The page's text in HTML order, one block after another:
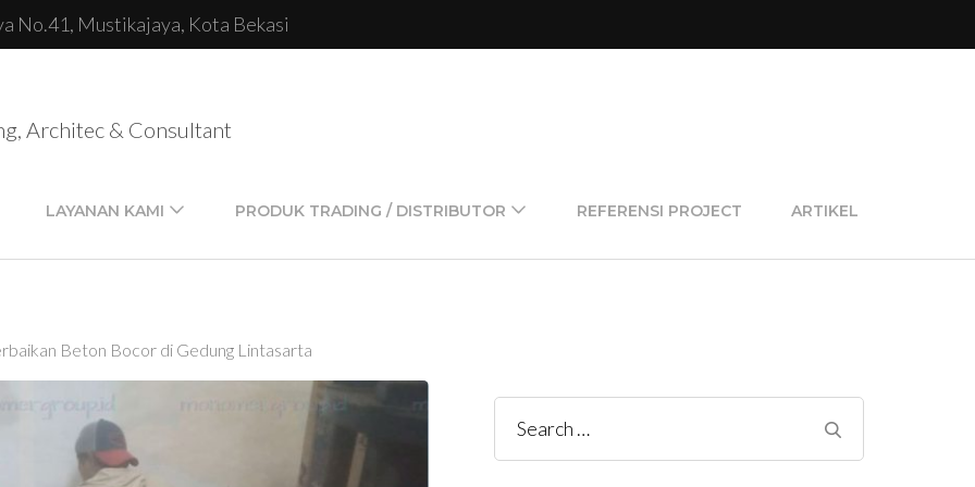
No.41, Mustikajaya, Kota Bekasi
Architec & Consultant
LAYANAN KAMI PRODUK TRADING / DISTRIBUTOR REFERENSI PROJECT ARTIKEL
Beton Bocor di Gedung Lintasarta
Search
for: